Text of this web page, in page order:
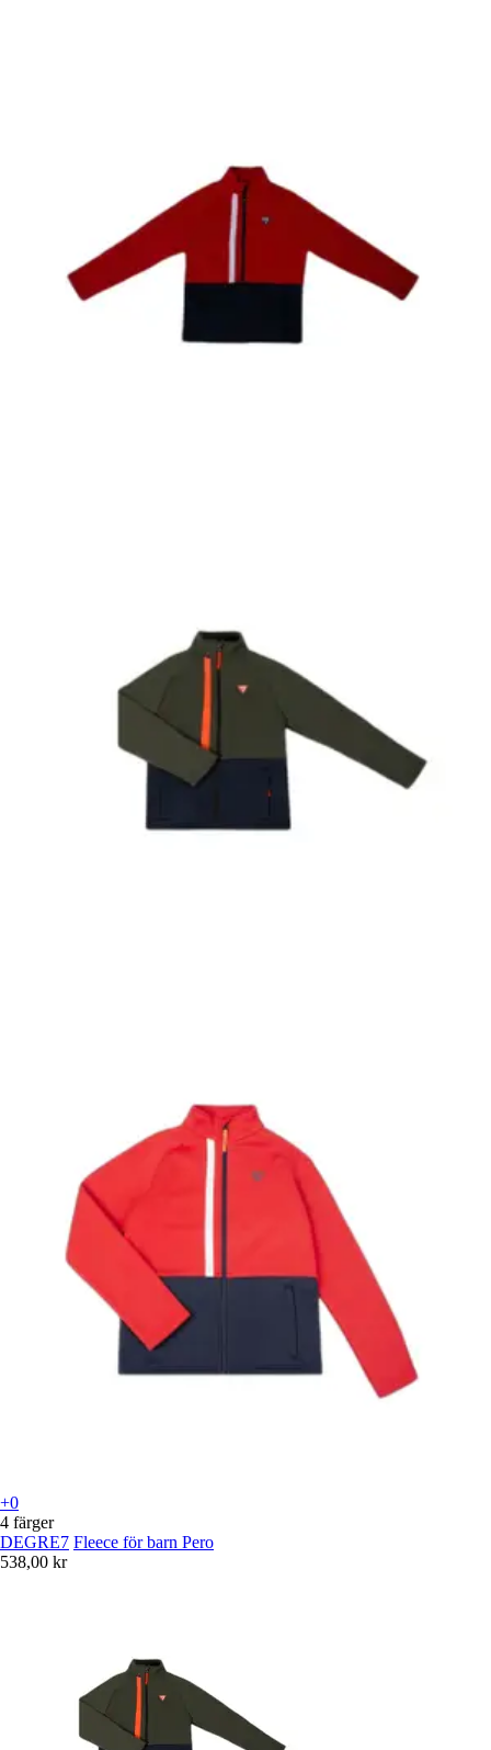
+0
4 färger
DEGRE7 Fleece för barn Pero
538,00 kr